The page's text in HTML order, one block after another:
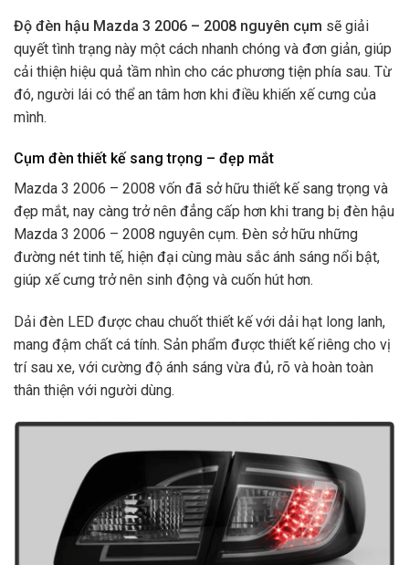
Độ đèn hậu Mazda 3 2006 – 2008 nguyên cụm sẽ giải
quyết tình trạng này một cách nhanh chóng và đơn giản, giúp
cải thiện hiệu quả tầm nhìn cho các phương tiện phía sau. Từ
đó, người lái có thể an tâm hơn khi điều khiến xế cưng của
mình.
Cụm đèn thiết kế sang trọng – đẹp mắt
Mazda 3 2006 – 2008 vốn đã sở hữu thiết kế sang trọng và
đẹp mắt, nay càng trở nên đẳng cấp hơn khi trang bị đèn hậu
Mazda 3 2006 – 2008 nguyên cụm. Đèn sở hữu những
đường nét tinh tế, hiện đại cùng màu sắc ánh sáng nổi bật,
giúp xế cưng trở nên sinh động và cuốn hút hơn.
Dải đèn LED được chau chuốt thiết kế với dải hạt long lanh,
mang đậm chất cá tính. Sản phẩm được thiết kế riêng cho vị
trí sau xe, với cường độ ánh sáng vừa đủ, rõ và hoàn toàn
thân thiện với người dùng.